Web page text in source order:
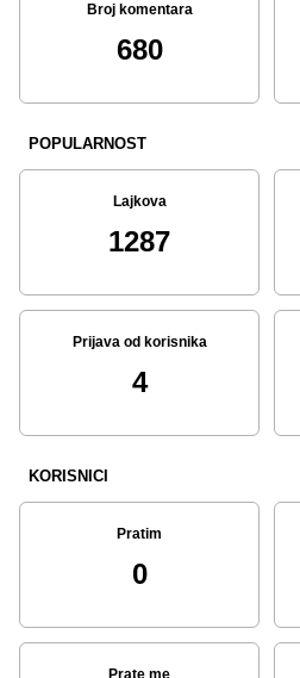
Broj komentara
680
POPULARNOST
Lajkova
1287
Prijava od korisnika
4
KORISNICI
Pratim
0
Prate me